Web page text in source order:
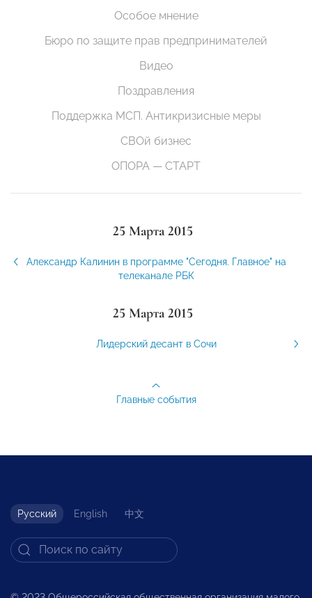
Особое мнение
Бюро по защите прав предпринимателей
Видео
Поздравления
Поддержка МСП. Антикризисные меры
СВОй бизнес
ОПОРА — СТАРТ
25 Марта 2015
Александр Калинин в программе "Сегодня. Главное" на
телеканале РБК
25 Марта 2015
Лидерский десант в Сочи
Главные события
Русский English 中文